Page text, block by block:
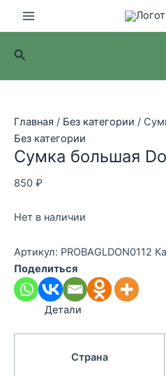
Main
Menu
Поиск
Главная / Без категории /
Без категории
Сумка большая
850 ₽
Нет в наличии
Артикул: PROBAGLDON0112
Поделиться
Детали
Страна